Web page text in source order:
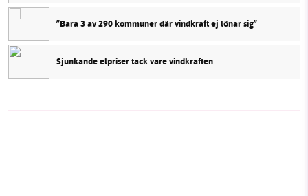
”Bara 3 av 290 kommuner där vindkraft ej lönar sig”
Sjunkande elpriser tack vare vindkraften